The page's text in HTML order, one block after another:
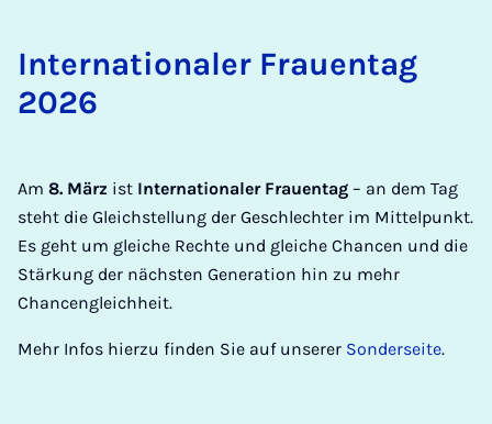
In­ter­na­ti­o­na­ler Frau­en­tag
2026
Am 8. März ist Internationaler Frauentag – an dem Tag
steht die Gleichstellung der Geschlechter im Mittelpunkt.
Es geht um gleiche Rechte und gleiche Chancen und die
Stärkung der nächsten Generation hin zu mehr
Chancengleichheit.
Mehr Infos hierzu finden Sie auf unserer Sonderseite.